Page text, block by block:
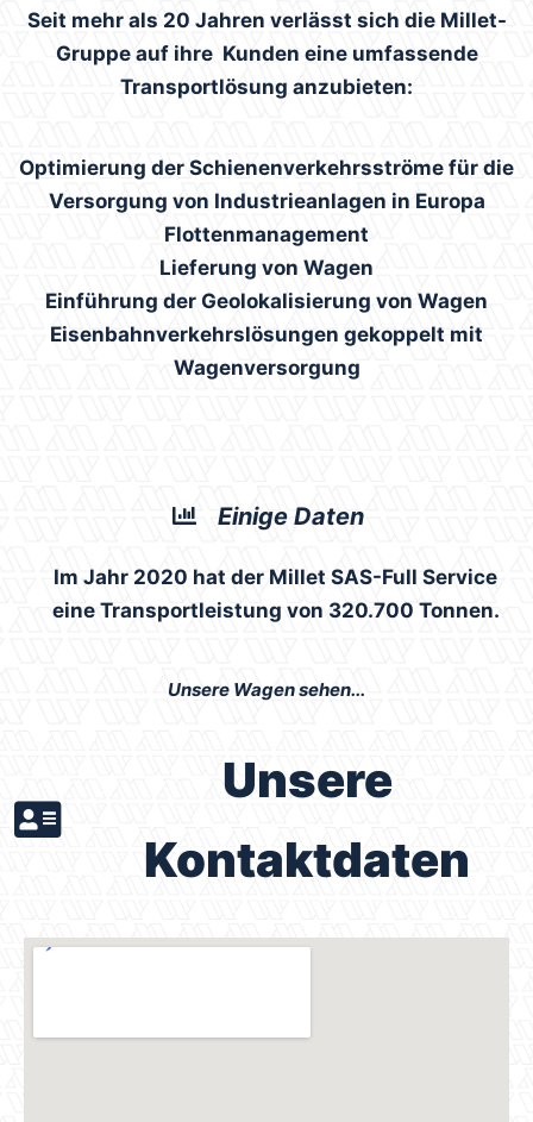
Seit mehr als 20 Jahren verlässt sich die Millet-
Gruppe auf ihre Kunden eine umfassende
Transportlösung anzubieten:
Optimierung der Schienenverkehrsströme für die
Versorgung von Industrieanlagen in Europa
Flottenmanagement
Lieferung von Wagen
Einführung der Geolokalisierung von Wagen
Eisenbahnverkehrslösungen gekoppelt mit
Wagenversorgung
Einige Daten
Im Jahr 2020 hat der Millet SAS-Full Service
eine Transportleistung von 320.700 Tonnen.
Unsere Wagen sehen...
Unsere
Kontaktdaten